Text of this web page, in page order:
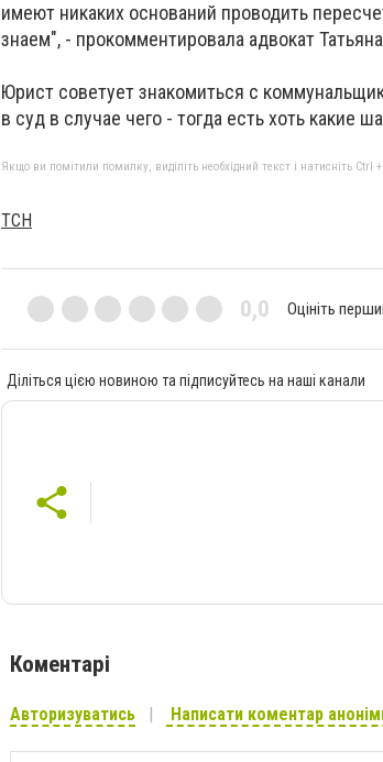
имеют никаких оснований проводить
знаем", - прокомментировала адвокат
Юрист советует знакомиться с
в суд в случае чего - тогда есть хоть какие
Якщо ви помітили помилку, виділіть необхідний текст і натисніть Ctrl
ТСН
0,0 Оцініть
Діліться цією новиною та підписуйтесь на наші канали
Коментарі
Авторизуватись Написати коментар